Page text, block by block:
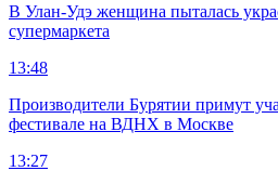
В Улан-Удэ женщина пыталась
супермаркета
13:48
Производители Бурятии примут
фестивале на ВДНХ в Москве
13:27